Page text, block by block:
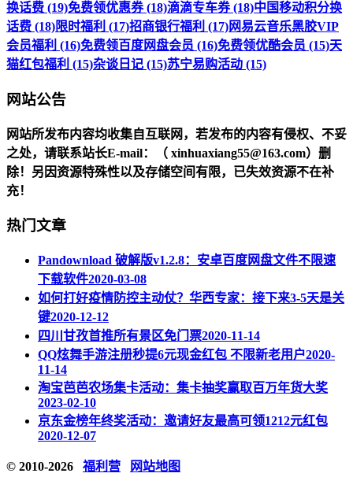
换话费 (19)免费领优惠券 (18)滴滴专车券 (18)中国移动积分换
话费 (18)限时福利 (17)招商银行福利 (17)网易云音乐黑胶VIP
会员福利 (16)免费领百度网盘会员 (16)免费领优酷会员 (15)天
猫红包福利 (15)杂谈日记 (15)苏宁易购活动 (15)
网站公告
网站所发布内容均收集自互联网，若发布的内容有侵权、不妥
之处，请联系站长E-mail：（ xinhuaxiang55@163.com）删
除！另因资源特殊性以及存储空间有限，已失效资源不在补
充！
热门文章
Pandownload 破解版v1.2.8：安卓百度网盘文件不限速
下载软件2020-03-08
如何打好疫情防控主动仗？华西专家：接下来3-5天是关
键2020-12-12
四川甘孜首推所有景区免门票2020-11-14
QQ炫舞手游注册秒提6元现金红包 不限新老用户2020-
11-14
淘宝芭芭农场集卡活动：集卡抽奖赢取百万年货大奖
2023-02-10
京东金榜年终奖活动：邀请好友最高可领1212元红包
2020-12-07
© 2010-2026 福利营 网站地图